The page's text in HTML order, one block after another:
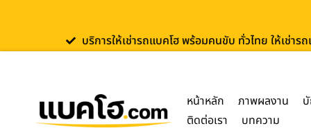
บริการให้เช่ารถแบคโฮ พร้อมคนขับ ทั่วไทย ให้เช่า
หน้าหลัก ภาพผลงาน
ติดต่อเรา
บทความ